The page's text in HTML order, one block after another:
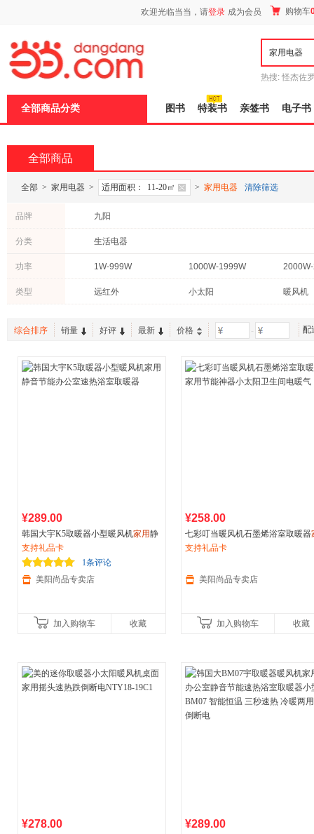
欢迎光临当当，请登录 成为会员 购物车
热搜: 怪杰佐
全部商品分类 图书 特装书 亲签书 电子书
全部商品
全部 > 家用电器 > 适用面积： 11-20㎡ > 家用电器 清除筛选
品牌 九阳
分类 生活电器
功率 1W-999W 1000W-1999W
类型 远红外 小太阳
暖风机
综合排序
销量 好评 最新 价格 - 配
¥289.00
韩国大宇K5取暖器小型暖风机家用静
音节能办公室速热浴室取暖器
支持礼品卡
1条评论
美阳尚品专卖店
加入购物车 收藏
¥258.00
七彩叮当暖风机石墨烯浴室取暖器
用节能神器小太阳卫生间电暖气
支持礼品卡
美阳尚品专卖店
加入购物车 收藏
¥278.00 ¥289.00
页
加